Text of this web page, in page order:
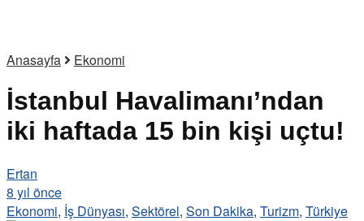
Anasayfa Ekonomi
İstanbul Havalimanı’ndan
iki haftada 15 bin kişi uçtu!
Ertan
8 yıl önce
Ekonomi, İş Dünyası, Sektörel, Son Dakika, Turizm, Türkiye